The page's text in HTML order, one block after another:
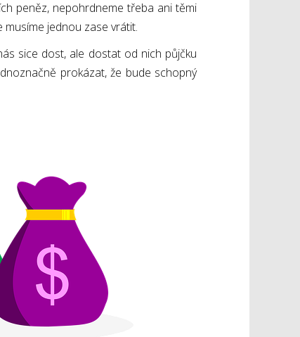
peněz, nepohrdneme třeba ani těmi
musíme jednou zase vrátit.
sice dost, ale dostat od nich půjčku
prokázat, že bude schopný